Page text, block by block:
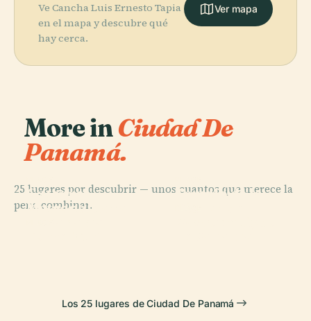
Ve Cancha Luis Ernesto Tapia
en el mapa y descubre qué
hay cerca.
Ver mapa
More inCiudad De
Panamá.
25 lugares por descubrir — unos cuantos que merece la
pena combinar.
Catedral
Metropolitana
Templo de la
Los 25 lugares de Ciudad De Panamá